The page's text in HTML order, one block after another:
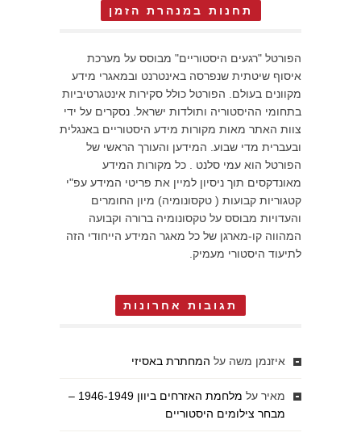
תחנות במנהרת הזמן
הפורטל "רגעים היסטוריים" מבוסס על מערכת
איסוף שיטתית שנפרסה באינטרנט ובמאגרי מידע
מקוונים בעולם. הפורטל כולל סקירות אינטגרטיביות
בתחומי ההיסטוריה ותולדות ישראל. נסקרים על ידי
צוות האתר מאות מקורות מידע היסטוריים באנגלית
ובעברית מדי שבוע. המידען והעורך הראשי של
הפורטל הוא עמי סלנט . כל מקורות המידע
מאונדקסים תוך ניסיון למיין את פריטי המידע עפ"י
קטגוריות קבועות ( טקסונומיה) מיון החומרים
והעדויות מבוסס על טקסונומיה ברורה וקבועה
המהווה קו-מארגן של כל מאגר המידע הייחודי הזה
לתיעוד היסטורי מעמיק.
תגובות אחרונות
איזנמן משה על המחתרת באסיזי
מאיר על
מלחמת האזרחים ביוון 1946-1949 –
מבחר צילומים היסטוריים